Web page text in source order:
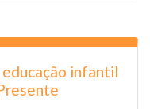
infantil